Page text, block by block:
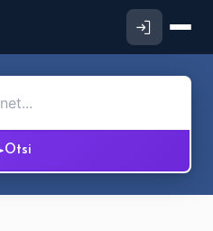
Otsi